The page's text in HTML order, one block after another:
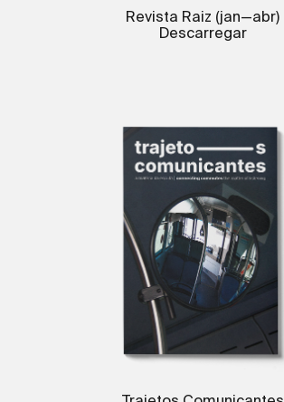
Revista Raiz (jan—abr)
Descarregar